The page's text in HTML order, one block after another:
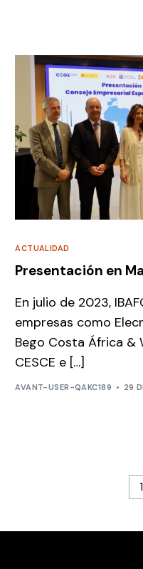
ACTUALIDAD
Presentación en
En julio de 2023,
empresas como
Bego Costa África &
CESCE e […]
AVANT-USER-QAKC189 29
1